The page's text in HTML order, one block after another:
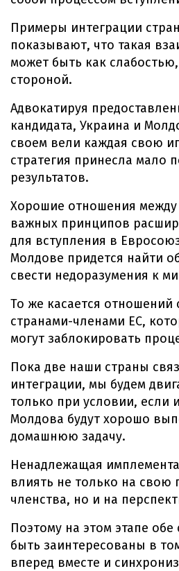
Примеры интеграции
показывают, что такая
может быть как
стороной.
Адвокатируя
кандидата, Украина и
своем вели каждая свою
стратегия принесла мало
результатов.
Хорошие отношения между
важных принципов
для вступления в
Молдове придется найти
свести недоразумения к
То же касается отношений
странами-членами ЕС,
могут заблокировать
Пока две наши страны
интеграции, мы будем
только при условии, если
Молдова будут хорошо
домашнюю задачу.
Ненадлежащая
влиять не только на свою
членства, но и на
Поэтому на этом этапе
быть заинтересованы в
вперед вместе и